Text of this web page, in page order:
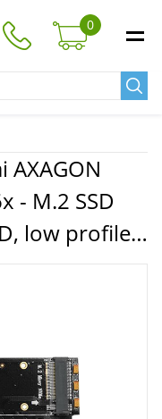
0
- M.2 SSD
low profile